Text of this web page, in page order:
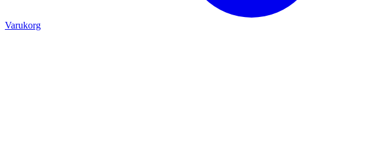
Varukorg